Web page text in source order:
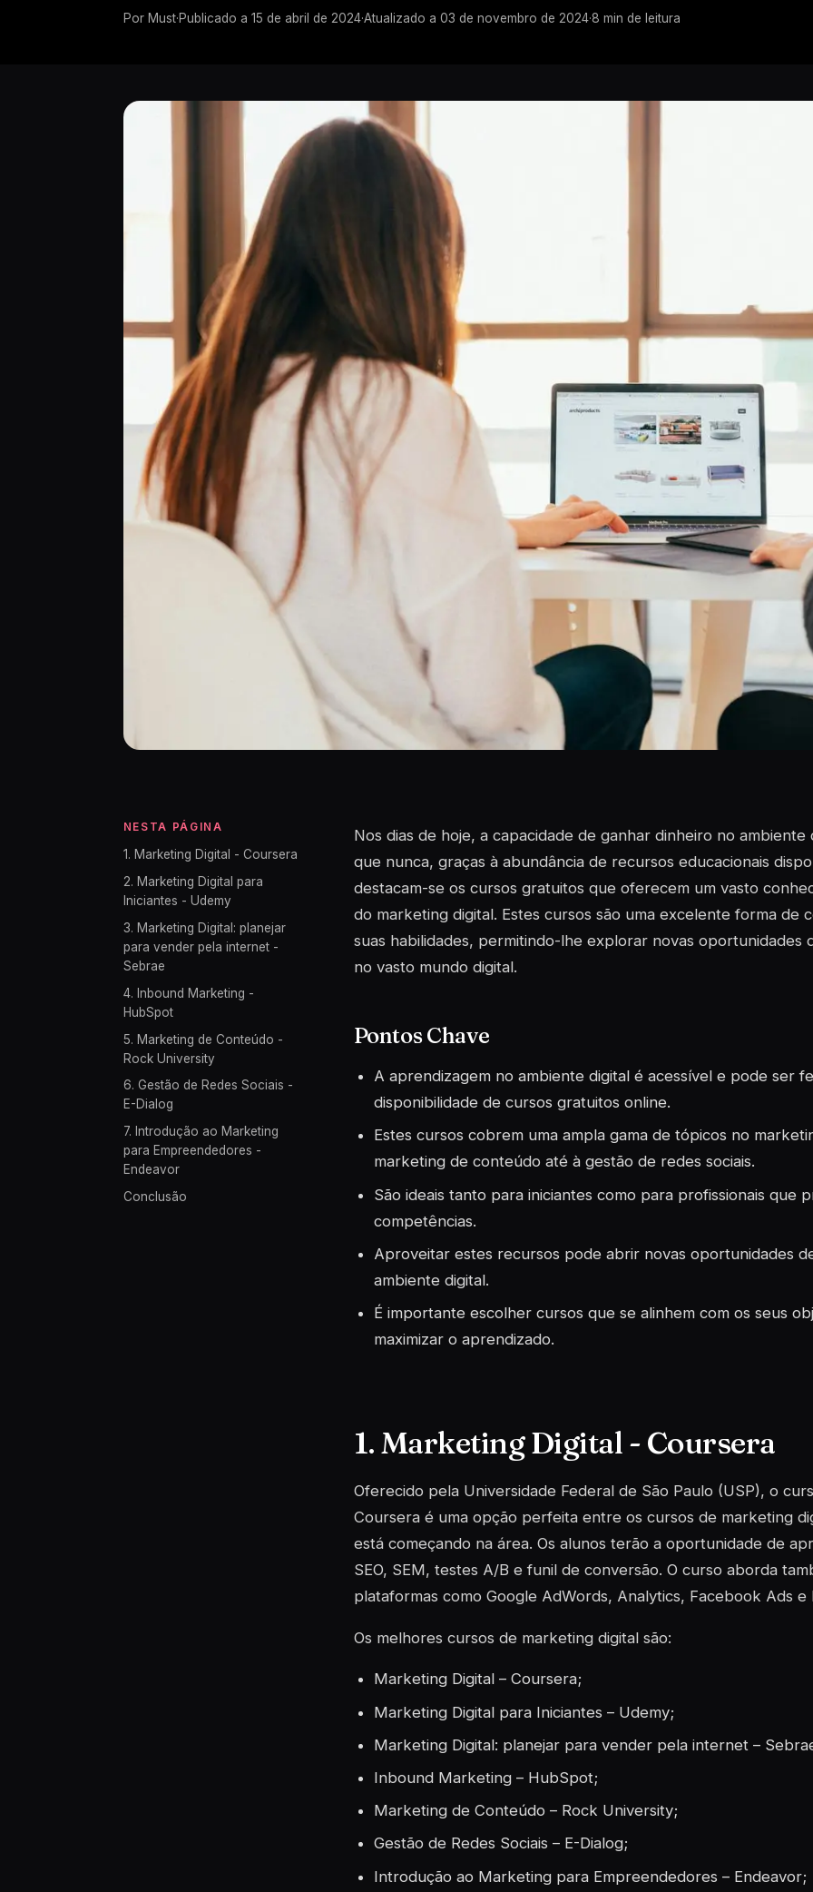
Por Must·Publicado a 15 de abril de 2024·Atualizado a 03 de novembro de 2024·8 min de leitura
NESTA PÁGINA
1. Marketing Digital - Coursera
2. Marketing Digital para
Iniciantes - Udemy
3. Marketing Digital: planejar
para vender pela internet -
Sebrae
4. Inbound Marketing -
HubSpot
5. Marketing de Conteúdo -
Rock University
6. Gestão de Redes Sociais -
E-Dialog
7. Introdução ao Marketing
para Empreendedores -
Endeavor
Conclusão
Nos dias de hoje, a capacidade de ganhar dinheiro no ambiente
que nunca, graças à abundância de recursos educacionais
destacam-se os cursos gratuitos que oferecem um vasto
do marketing digital. Estes cursos são uma excelente forma de
suas habilidades, permitindo-lhe explorar novas oportunidades
no vasto mundo digital.
Pontos Chave
A aprendizagem no ambiente digital é acessível e pode ser
disponibilidade de cursos gratuitos online.
Estes cursos cobrem uma ampla gama de tópicos no
marketing de conteúdo até à gestão de redes sociais.
São ideais tanto para iniciantes como para profissionais que
competências.
Aproveitar estes recursos pode abrir novas oportunidades
ambiente digital.
É importante escolher cursos que se alinhem com os seus
maximizar o aprendizado.
1. Marketing Digital - Coursera
Oferecido pela Universidade Federal de São Paulo (USP), o
Coursera é uma opção perfeita entre os cursos de marketing
está começando na área. Os alunos terão a oportunidade de
SEO, SEM, testes A/B e funil de conversão. O curso aborda
plataformas como Google AdWords, Analytics, Facebook Ads e
Os melhores cursos de marketing digital são:
Marketing Digital – Coursera;
Marketing Digital para Iniciantes – Udemy;
Marketing Digital: planejar para vender pela internet –
Inbound Marketing – HubSpot;
Marketing de Conteúdo – Rock University;
Gestão de Redes Sociais – E-Dialog;
Introdução ao Marketing para Empreendedores – Endeavor;